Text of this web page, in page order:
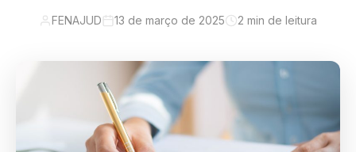
FENAJUD 13 de março de 2025 2 min de leitura